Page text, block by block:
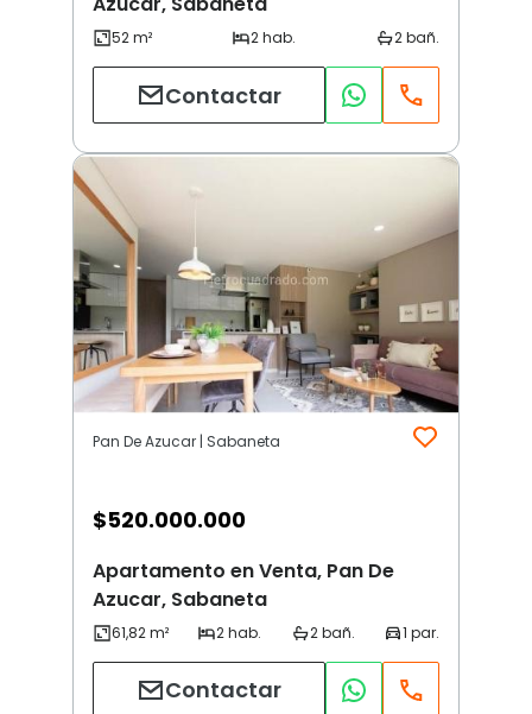
Contactar
Pan De Azucar | Sabaneta
$520.000.000
Apartamento en Venta, Pan De
Azucar, Sabaneta
Contactar